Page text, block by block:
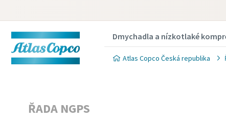
Dmychadla a nízkotlaké
Atlas Copco Česká republika
ŘADA NGPS